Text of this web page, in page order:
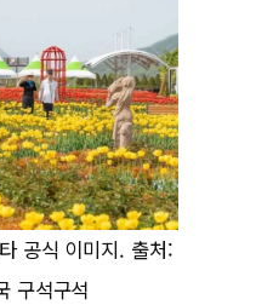
공식 이미지. 출처:
구석구석